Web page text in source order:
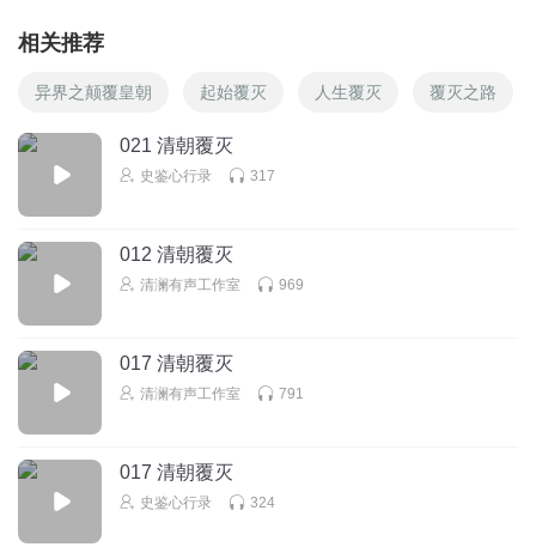
相关推荐
异界之颠覆皇朝 起始覆灭 人生覆灭 覆灭之路
021 清朝覆灭
史鉴心行录 317
012 清朝覆灭
清澜有声工作室 969
017 清朝覆灭
清澜有声工作室 791
017 清朝覆灭
史鉴心行录 324